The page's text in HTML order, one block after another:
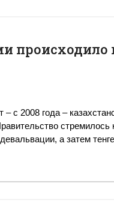
происходило
– с 2008 года –
стремилось
а затем